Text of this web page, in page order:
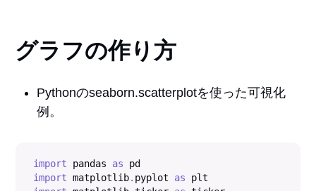
グラフの作り方
Pythonのseaborn.scatterplotを使った可視化
例。
import pandas as
import matplotlib. pyplot as